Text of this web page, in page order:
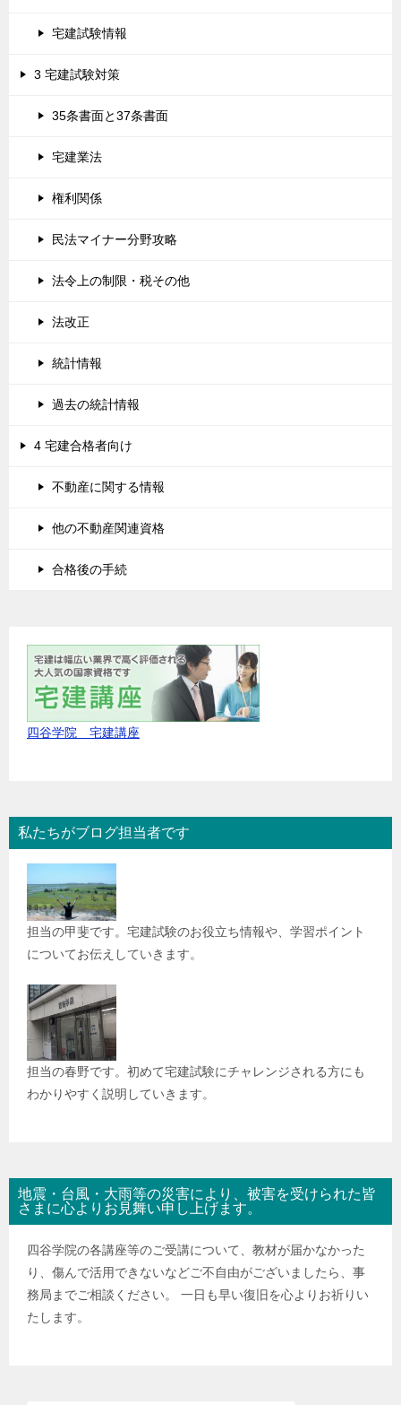
宅建試験情報
3 宅建試験対策
35条書面と37条書面
宅建業法
権利関係
民法マイナー分野攻略
法令上の制限・税その他
法改正
統計情報
過去の統計情報
4 宅建合格者向け
不動産に関する情報
他の不動産関連資格
合格後の手続
四谷学院 宅建講座
私たちがブログ担当者です
担当の甲斐です。宅建試験のお役立ち情報や、学習ポイント
についてお伝えしていきます。
担当の春野です。初めて宅建試験にチャレンジされる方にも
わかりやすく説明していきます。
地震・台風・大雨等の災害により、被害を受けられた皆
さまに心よりお見舞い申し上げます。
四谷学院の各講座等のご受講について、教材が届かなかった
り、傷んで活用できないなどご不自由がございましたら、事
務局までご相談ください。 一日も早い復旧を心よりお祈りい
たします。